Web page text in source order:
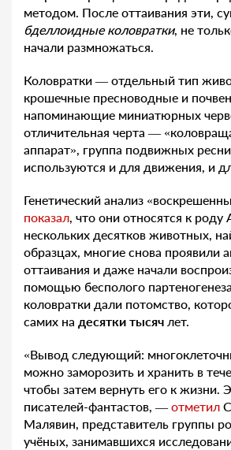
методом. После оттаивания эти,
бделлоидные коловратки, не
начали размножаться.
Коловратки — отдельный тип
крошечные пресноводные и
напоминающие миниатюрных
отличительная черта —
аппарат», группа подвижных
используются и для движения, и
Генетический анализ
показал, что они относятся к роду
нескольких десятков животных,
образцах, многие снова проявили
оттаивания и даже начали
помощью бесполого
коловратки дали потомство,
самих на десятки тысяч лет.
«Вывод следующий:
можно заморозить и хранить в
чтобы затем вернуть его к жизни.
писателей-фантастов, — отметил
Малявин, представитель группы
учёных, занимавшихся